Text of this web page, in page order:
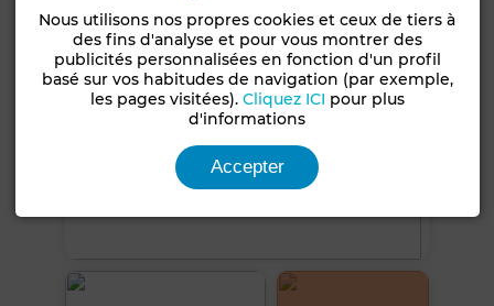
Nous utilisons nos propres cookies et ceux de tiers à
des fins d'analyse et pour vous montrer des
publicités personnalisées en fonction d'un profil
basé sur vos habitudes de navigation (par exemple,
les pages visitées). Cliquez ICI pour plus
d'informations
Accepter